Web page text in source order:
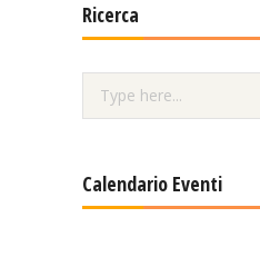
Ricerca
Calendario Eventi